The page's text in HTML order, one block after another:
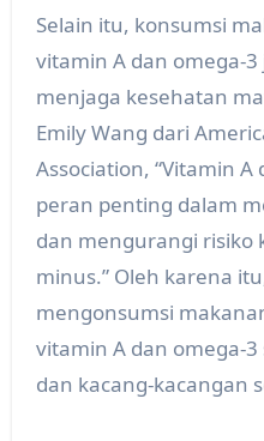
Selain itu, konsumsi
vitamin A dan omega-
menjaga kesehatan
Emily Wang dari
Association, “Vitamin
peran penting dalam
dan mengurangi risiko
minus.” Oleh karena
mengonsumsi
vitamin A dan omega-
dan kacang-kacangan